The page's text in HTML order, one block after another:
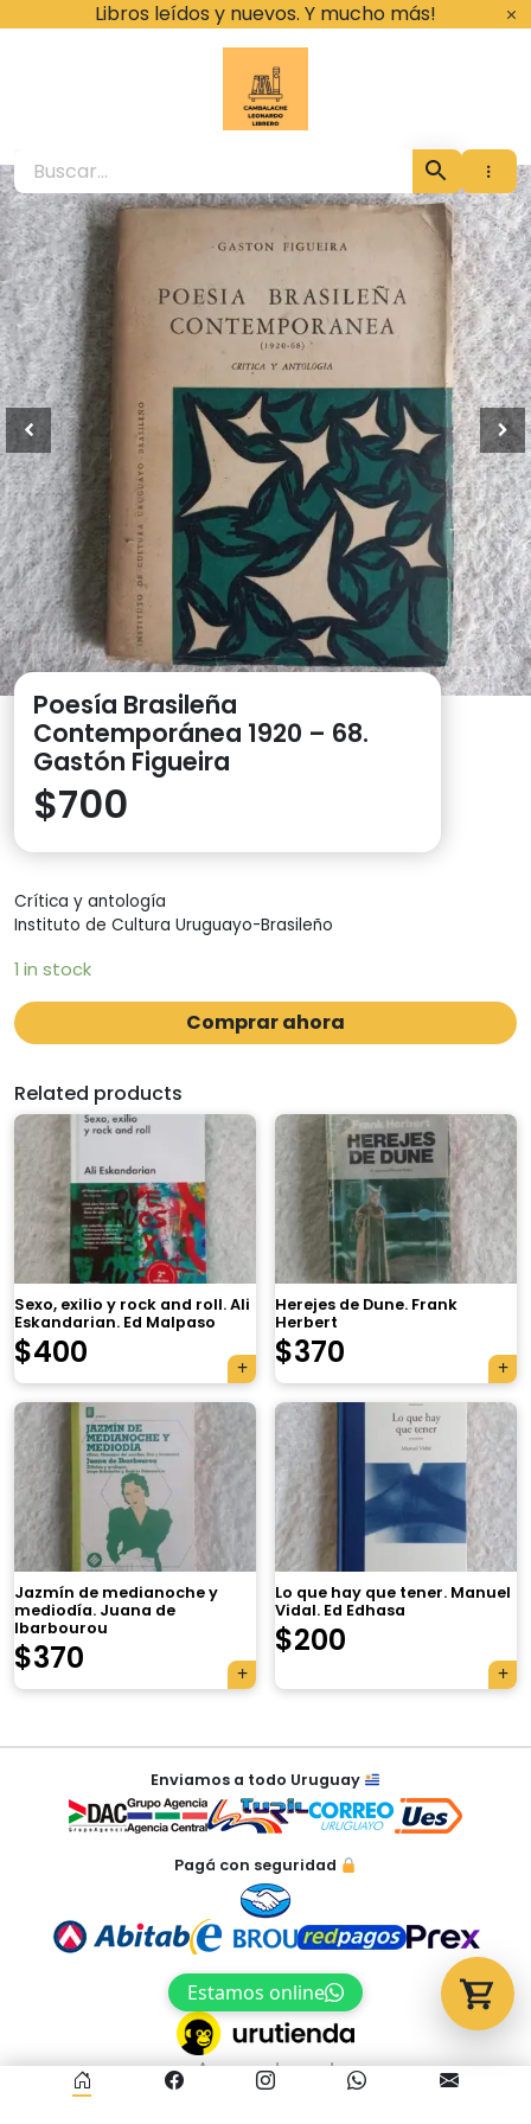
Libros leídos y nuevos. Y mucho más!
Cambalache
Poesía Brasileña
Contemporánea 1920 – 68.
Gastón Figueira
$700
Crítica y antología
Instituto de Cultura Uruguayo-Brasileño
1 in stock
Comprar ahora
Related products
Sexo, exilio y rock and roll. Ali
Eskandarian. Ed Malpaso
$400
Herejes de Dune. Frank
Herbert
$370
Jazmín de medianoche y
mediodía. Juana de
Ibarbourou
$370
Lo que hay que tener. Manuel
Vidal. Ed Edhasa
$200
Navegación
entradas
Enviamos a todo Uruguay
Pagá con seguridad
Estamos online
Acceso al panel
×
Tu carrito está vacío.
Agregá un producto y aparecerá acá
automáticamente.